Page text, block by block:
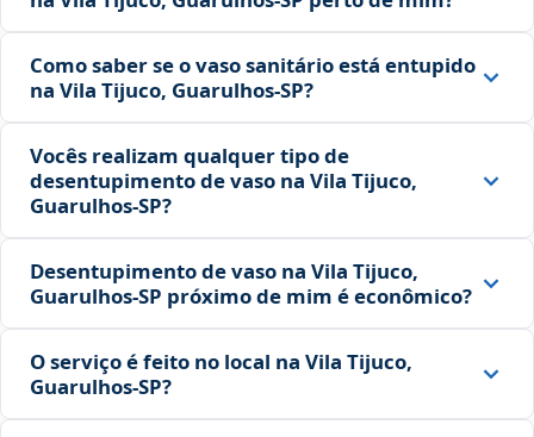
Como saber se o vaso sanitário está entupido
na Vila Tijuco, Guarulhos‑SP?
Vocês realizam qualquer tipo de
desentupimento de vaso na Vila Tijuco,
Guarulhos‑SP?
Desentupimento de vaso na Vila Tijuco,
Guarulhos‑SP próximo de mim é econômico?
O serviço é feito no local na Vila Tijuco,
Guarulhos‑SP?